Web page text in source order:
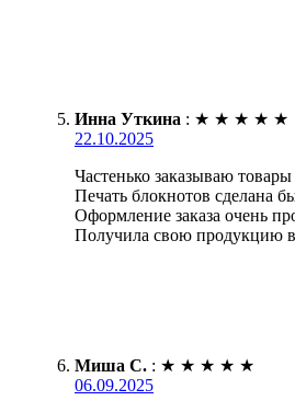
Инна Уткина : ★ ★ ★ ★ ★
22.10.2025
Частенько заказываю
Печать блокнотов сделана
Оформление заказа очень
Получила свою продукцию
Миша С. : ★ ★ ★ ★ ★
06.09.2025